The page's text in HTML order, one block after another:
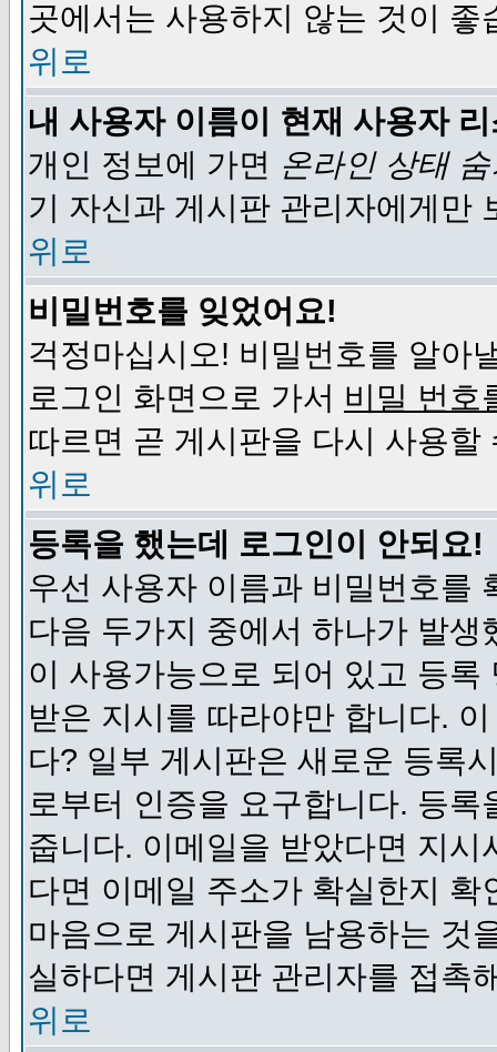
곳에서는 사용하지 않는 것이 좋
위로
내 사용자 이름이 현재 사용자
개인 정보에 가면 온라인 상태
기 자신과 게시판 관리자에게만
위로
비밀번호를 잊었어요!
걱정마십시오! 비밀번호를 알아
로그인 화면으로 가서 비밀 번호
따르면 곧 게시판을 다시 사용할
위로
등록을 했는데 로그인이 안되요!
우선 사용자 이름과 비밀번호를
다음 두가지 중에서 하나가 발
이 사용가능으로 되어 있고 등
받은 지시를 따라야만 합니다.
다? 일부 게시판은 새로운 등록
로부터 인증을 요구합니다. 등
줍니다. 이메일을 받았다면 지
다면 이메일 주소가 확실한지
마음으로 게시판을 남용하는 것
실하다면 게시판 관리자를 접촉
위로